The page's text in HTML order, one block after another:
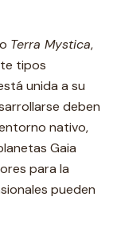
Terra Mystica,
tipos
unida a su
deben
nativo,
Gaia
para la
pueden